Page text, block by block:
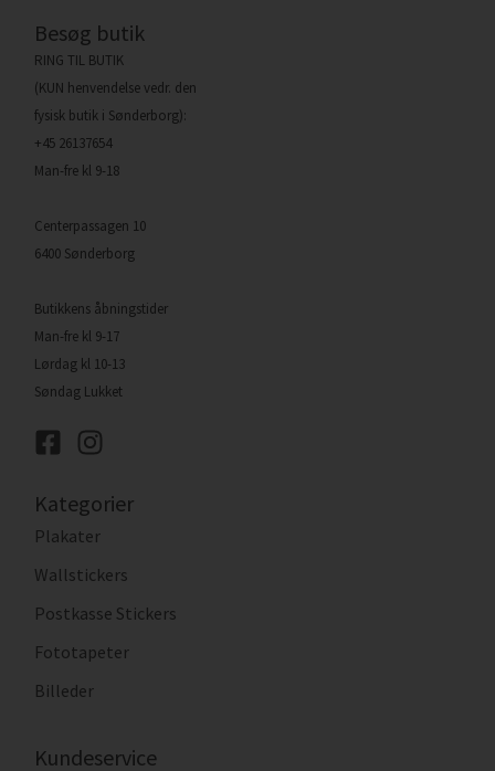
Besøg butik
RING TIL BUTIK
(KUN henvendelse vedr. den
fysisk butik i Sønderborg):
+45 26137654
Man-fre kl 9-18
Centerpassagen 10
6400 Sønderborg
Butikkens åbningstider
Man-fre kl 9-17
Lørdag kl 10-13
Søndag Lukket
Kategorier
Plakater
Wallstickers
Postkasse Stickers
Fototapeter
Billeder
Kundeservice